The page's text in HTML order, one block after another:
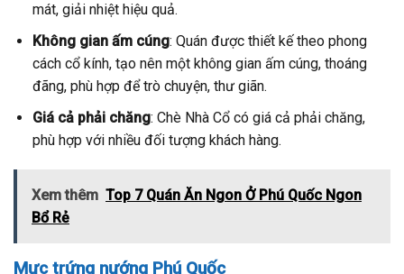
mát, giải nhiệt hiệu quả.
Không gian ấm cúng: Quán được thiết kế theo phong
cách cổ kính, tạo nên một không gian ấm cúng, thoáng
đãng, phù hợp để trò chuyện, thư giãn.
Giá cả phải chăng: Chè Nhà Cổ có giá cả phải chăng,
phù hợp với nhiều đối tượng khách hàng.
Xem thêm Top 7 Quán Ăn Ngon Ở Phú Quốc Ngon
Bổ Rẻ
Mực trứng nướng Phú Quốc